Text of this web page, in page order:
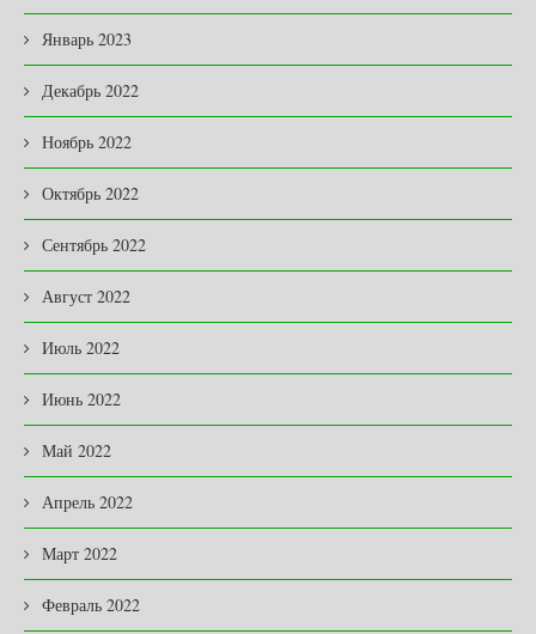
Январь 2023
Декабрь 2022
Ноябрь 2022
Октябрь 2022
Сентябрь 2022
Август 2022
Июль 2022
Июнь 2022
Май 2022
Апрель 2022
Март 2022
Февраль 2022